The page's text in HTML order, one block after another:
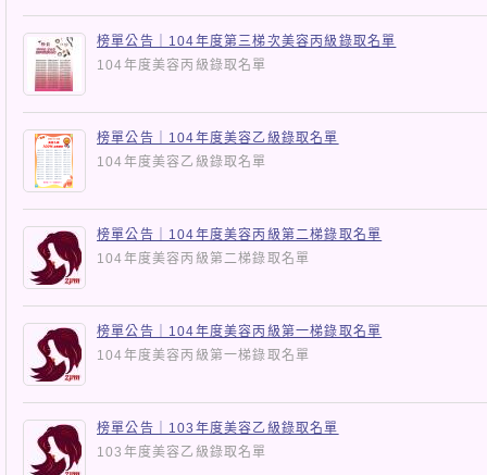
榜單公告｜104年度第三梯次美容丙級錄取名單
104年度美容丙級錄取名單
榜單公告｜104年度美容乙級錄取名單
104年度美容乙級錄取名單
榜單公告｜104年度美容丙級第二梯錄取名單
104年度美容丙級第二梯錄取名單
榜單公告｜104年度美容丙級第一梯錄取名單
104年度美容丙級第一梯錄取名單
榜單公告｜103年度美容乙級錄取名單
103年度美容乙級錄取名單